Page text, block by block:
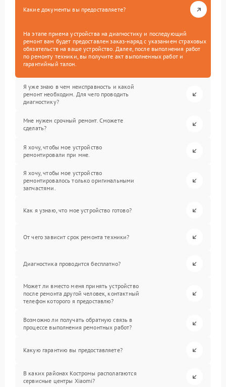
Какие документы вы предоставляете?
На этапе приема устройства на диагностику и последующий
ремонт вам будет предоставлен заказ-наряд с указанием страховых
обязательств на ваше устройство. Далее, после выполнения работ
по ремонту техники, вы получите акт выполненных работ и
гарантийный талон.
Я уже знаю в чем неисправность и какой
ремонт необходим. Для чего проводить
диагностику?
Мне нужен срочный ремонт. Сможете
сделать?
Я хочу, чтобы мое устройство
ремонтировали при мне.
Я хочу, чтобы мое устройство
ремонтировалось только оригинальными
запчастями.
Как я узнаю, что мое устройство готово?
От чего зависит срок ремонта техники?
Диагностика проводится бесплатно?
Может ли вместо меня принять устройство
после ремонта другой человек, контактный
телефон которого я предоставлю?
Возможно ли получать обратную связь в
процессе выполнения ремонтных работ?
Какую гарантию вы предоставляете?
В каких районах Костромы располагаются
сервисные центры Xiaomi?